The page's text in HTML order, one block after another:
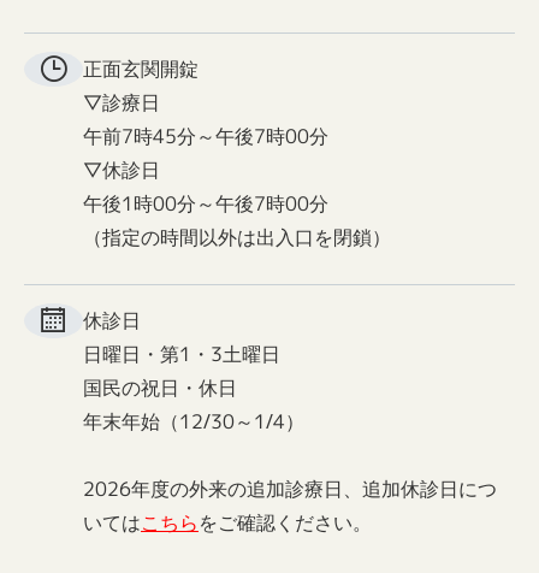
正面玄関開錠
▽診療日
午前7時45分～午後7時00分
▽休診日
午後1時00分～午後7時00分
（指定の時間以外は出入口を閉鎖）
休診日
日曜日・第1・3土曜日
国民の祝日・休日
年末年始（12/30～1/4）
2026年度の外来の追加診療日、追加休診日につ
いてはこちらをご確認ください。